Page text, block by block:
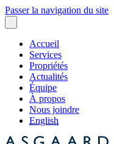
Passer la navigation du site
Accueil
Services
Propriétés
Actualités
Équipe
À propos
Nous joindre
English